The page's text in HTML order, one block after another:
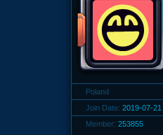
Poland
Join Date: 2019-07-21
Member: 253855